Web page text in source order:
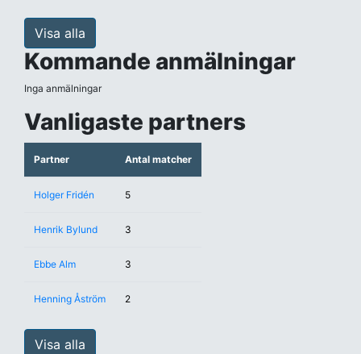
Visa alla
Kommande anmälningar
Inga anmälningar
Vanligaste partners
Partner Antal matcher
Holger Fridén 5
Henrik Bylund 3
Ebbe Alm 3
Henning Åström 2
Visa alla